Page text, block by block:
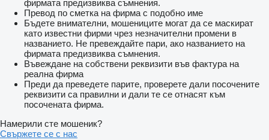
фирмата предизвиква съмнения.
Превод по сметка на фирма с подобно име
Бъдете внимателни, мошениците могат да се маскират
като известни фирми чрез незначителни промени в
названието. Не превеждайте пари, ако названието на
фирмата предизвиква съмнения.
Въвеждане на собствени реквизити във фактура на
реална фирма
Преди да преведете парите, проверете дали посочените
реквизити са правилни и дали те се отнасят към
посочената фирма.
Намерили сте мошеник?
Свържете се с нас